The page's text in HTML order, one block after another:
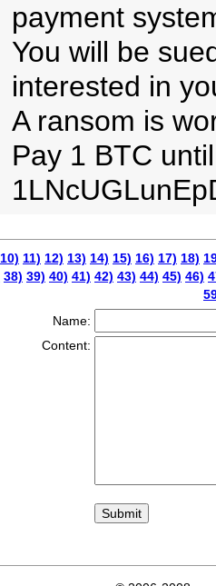
payment
You will be
interested in
A ransom is
Pay 1 BTC
10) 11) 12) 13) 14) 15) 16) 17) 18)
38) 39) 40) 41) 42) 43) 44) 45) 46)
Name:
Content: